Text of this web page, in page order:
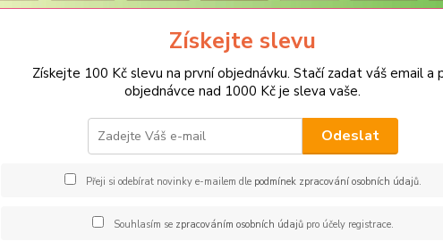
Bavlněné prostěradla JERSEY s gumou - 45 barev
Bavlněné prostěradlo JERSEY
Získejte slevu
Získejte 100 Kč slevu na první objednávku. Stačí zadat váš email a
objednávce nad 1000 Kč je sleva vaše.
Odeslat
Přeji si odebírat novinky e-mailem dle podmínek zpracování osobních údajů.
Souhlasím se zpracováním osobních údajůpro účely registrace.